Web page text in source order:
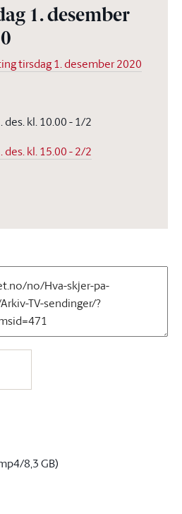
1. desember
tirsdag 1. desember 2020
kl. 10.00 - 1/2
kl. 15.00 - 2/2
8,3 GB)